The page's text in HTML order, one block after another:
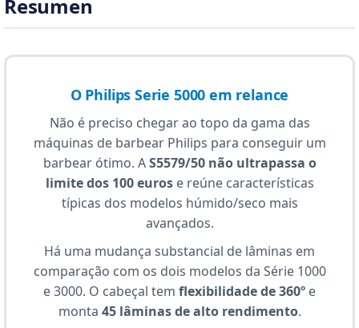
Resumen
O Philips Serie 5000 em relance
Não é preciso chegar ao topo da gama das
máquinas de barbear Philips para conseguir um
barbear ótimo. AS5579/50 não ultrapassa o
limite dos 100 eurose reúne características
típicas dos modelos húmido/seco mais
avançados.
Há uma mudança substancial de lâminas em
comparação com os dois modelos da Série 1000
e 3000. O cabeçal tem flexibilidade de 360º e
monta 45 lâminas de alto rendimento.